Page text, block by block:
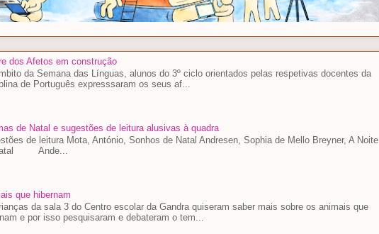
dos Afetos em construção
da Semana das Línguas, alunos do 3º ciclo orientados pelas respetivas docentes da
de Português expresssaram os seus af...
de Natal e sugestões de leitura alusivas à quadra
de leitura Mota, António, Sonhos de Natal Andresen, Sophia de Mello Breyner, A Noite
Ande...
que hibernam
da sala 3 do Centro escolar da Gandra quiseram saber mais sobre os animais que
e por isso pesquisaram e debateram o tem...